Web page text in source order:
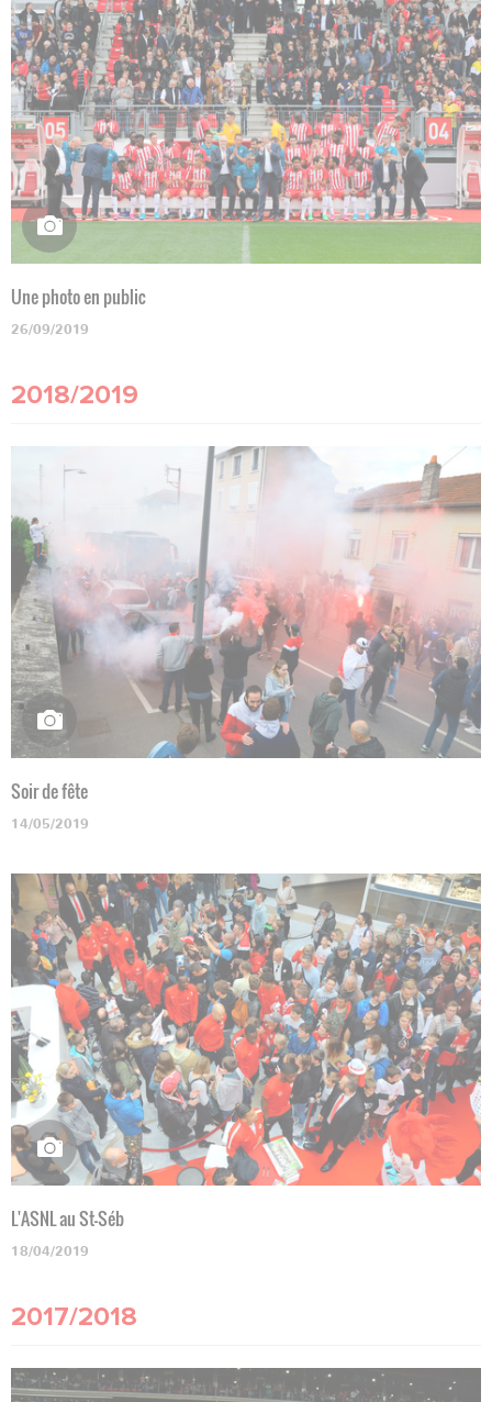
Une photo en public
26/09/2019
2018/2019
Soir de fête
14/05/2019
L'ASNL au St-Séb
18/04/2019
2017/2018